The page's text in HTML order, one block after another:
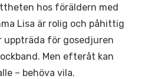
hos föräldern med
Lisa är rolig och påhittig
uppträda för gosedjuren
Men efteråt kan
– behöva vila.